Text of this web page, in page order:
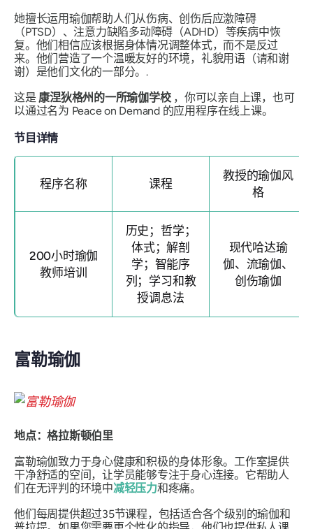
她擅长运用瑜伽帮助人们从伤病、创伤后应激障碍
（PTSD）、注意力缺陷多动障碍（ADHD）等疾病中恢
复。他们相信应该根据身体情况调整体式，而不是反过
来。他们营造了一个温暖友好的环境，礼貌用语（请和谢
谢）是他们文化的一部分。.
这是 康涅狄格州的一所瑜伽学校，你可以亲自上课，也可
以通过名为 Peace on Demand 的应用程序在线上课。
节目详情
程序名称 课程
教授的瑜伽风
格
200小时瑜伽
教师培训
历史；哲学；
体式；解剖
学；智能序
列；学习和教
授调息法
现代哈达瑜
伽、流瑜伽、
创伤瑜伽
富勒瑜伽
地点：格拉斯顿伯里
富勒瑜伽致力于身心健康和积极的身体形象。工作室提供
干净舒适的空间，让学员能够专注于身心连接。它帮助人
们在无评判的环境中减轻压力和疼痛。
他们每周提供超过35节课程，包括适合各个级别的瑜伽和